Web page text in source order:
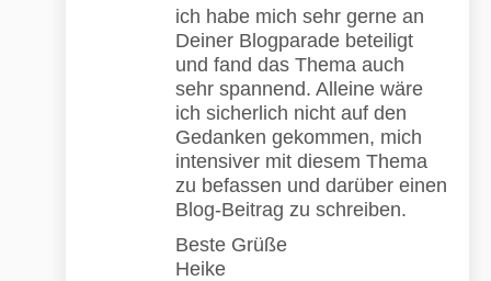
ich habe mich sehr gerne an
Deiner Blogparade beteiligt
und fand das Thema auch
sehr spannend. Alleine wäre
ich sicherlich nicht auf den
Gedanken gekommen, mich
intensiver mit diesem Thema
zu befassen und darüber einen
Blog-Beitrag zu schreiben.
Beste Grüße
Heike